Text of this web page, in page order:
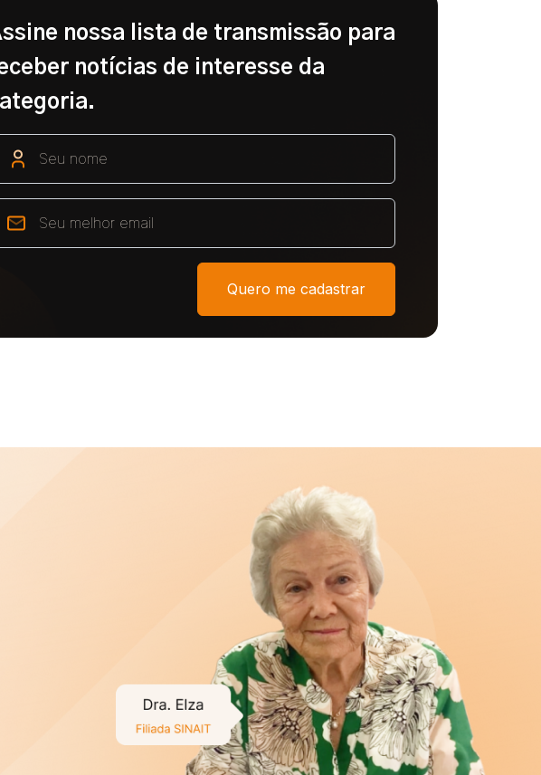
nossa lista de transmissão para
notícias de interesse da
Quero me cadastrar
o depoimento de um de nossos filiados
de dez anos entrei para a carreira de Auditoria-Fiscal do Trabalho e ao
período constatei que é imprescindível o trabalho do SINAIT para a
Uma carreira para ser forte precisa de um Sindicato forte,
para batalhar pelos nossos interesses. E tenho um recado,COM
ser um filiado SINAIT